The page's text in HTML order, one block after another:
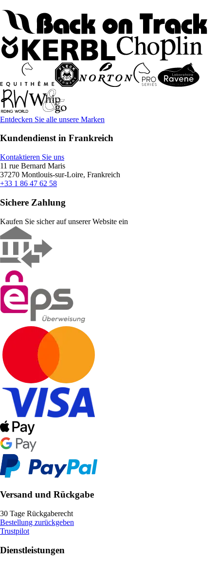
Entdecken Sie alle unsere Marken
Kundendienst in Frankreich
Kontaktieren Sie uns
11 rue Bernard Maris
37270 Montlouis-sur-Loire, Frankreich
+33 1 86 47 62 58
Sichere Zahlung
Kaufen Sie sicher auf unserer Website ein
Versand und Rückgabe
30 Tage Rückgaberecht
Bestellung zurückgeben
Trustpilot
Dienstleistungen